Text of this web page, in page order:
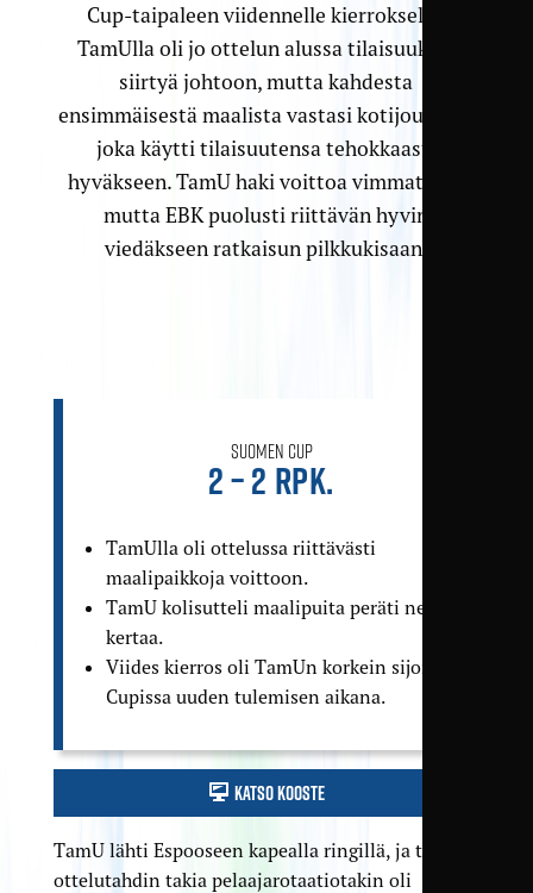
Cup-taipaleen viidennelle kierrokselle.
TamUlla oli jo ottelun alussa tilaisuuksia
siirtyä johtoon, mutta kahdesta
ensimmäisestä maalista vastasi kotijoukkue,
joka käytti tilaisuutensa tehokkaasti
hyväkseen. TamU haki voittoa vimmatusti,
mutta EBK puolusti riittävän hyvin
viedäkseen ratkaisun pilkkukisaan.
Suomen Cup
2 – 2 rpk.
TamUlla oli ottelussa riittävästi
maalipaikkoja voittoon.
TamU kolisutteli maalipuita peräti neljä
kertaa.
Viides kierros oli TamUn korkein sijoitus
Cupissa uuden tulemisen aikana.
Katso kooste
TamU lähti Espooseen kapealla ringillä, ja tiiviin
ottelutahdin takia pelaaja­rotaatiotakin oli